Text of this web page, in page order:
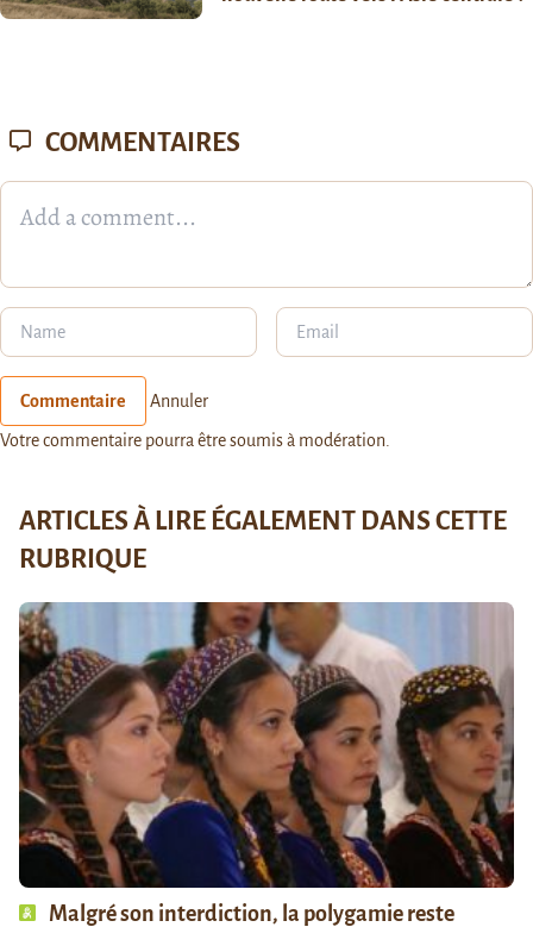
COMMENTAIRES
Commentaire Annuler
Votre commentaire pourra être soumis à modération.
ARTICLES À LIRE ÉGALEMENT DANS CETTE
RUBRIQUE
Malgré son interdiction, la polygamie reste